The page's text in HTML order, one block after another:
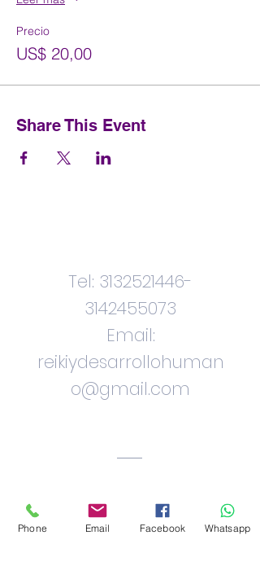
Precio
US$ 20,00
Share This Event
Tel: 3132521446-
3142455073
Email:
reikiydesarrollohuman
o@gmail.com
Phone Email Facebook Whatsapp